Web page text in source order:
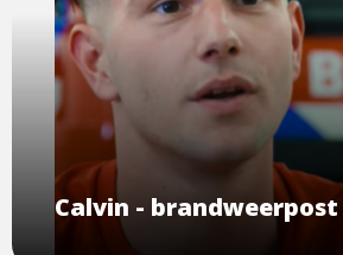
Calvin -